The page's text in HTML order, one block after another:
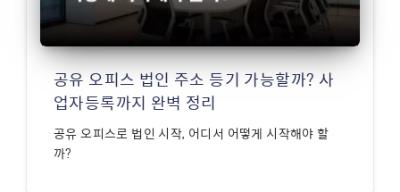
공유 오피스 법인 주소 등기 가능할까? 사
업자등록까지 완벽 정리
공유 오피스로 법인 시작, 어디서 어떻게 시작해야 할
까?